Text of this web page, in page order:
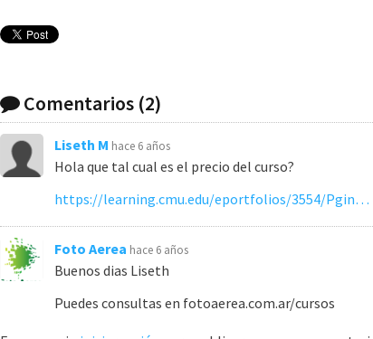
Comentarios (2)
Liseth M hace 6 años
Hola que tal cual es el precio del curso?
https://learning.cmu.edu/eportfolios/3554/Pgina_de_Inicio/El_llamado_salvaje_Pelicula_2020_Completa_En_Espaol
Foto Aerea hace 6 años
Buenos dias Liseth
Puedes consultas en fotoaerea.com.ar/cursos